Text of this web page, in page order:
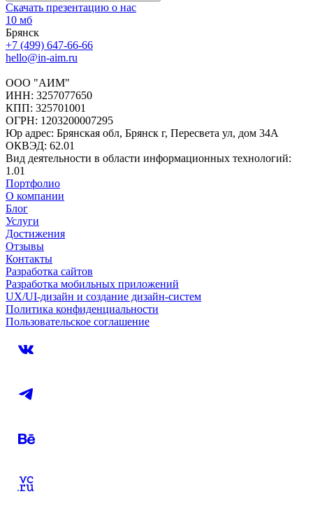
Скачать презентацию о нас
10 мб
Брянск
+7 (499) 647-66-66
hello@in-aim.ru
ООО "АИМ"
ИНН: 3257077650
КПП: 325701001
ОГРН: 1203200007295
Юр адрес: Брянская обл, Брянск г, Пересвета ул, дом 34А
ОКВЭД: 62.01
Вид деятельности в области информационных технологий:
1.01
Портфолио
О компании
Блог
Услуги
Достижения
Отзывы
Контакты
Разработка сайтов
Разработка мобильных приложений
UX/UI-дизайн и создание дизайн-систем
Политика конфиденциальности
Пользовательское соглашение